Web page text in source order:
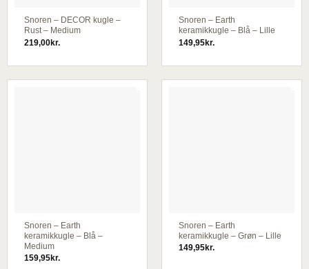
Snoren – DECOR kugle –
Rust – Medium
219,00kr.
Snoren – Earth
keramikkugle – Blå – Lille
149,95kr.
Snoren – Earth
keramikkugle – Blå –
Medium
159,95kr.
Snoren – Earth
keramikkugle – Grøn – Lille
149,95kr.